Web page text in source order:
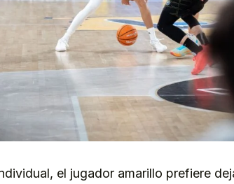
el jugador amarillo prefiere